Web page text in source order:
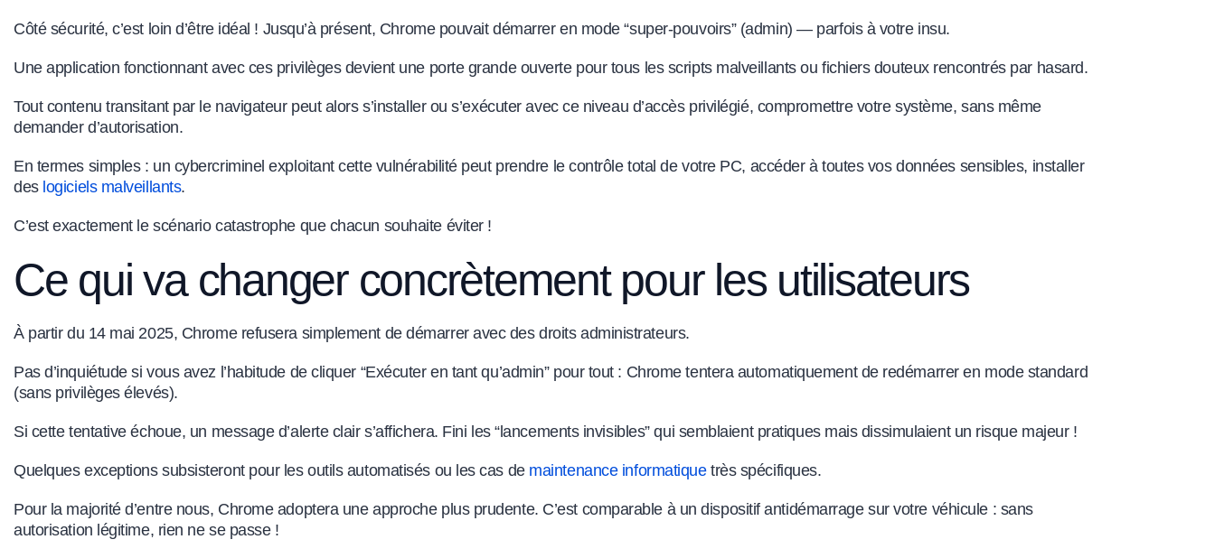
Côté sécurité, c’est loin d’être idéal ! Jusqu’à présent, Chrome pouvait démarrer en mode “super-pouvoirs” (admin) — parfois à votre insu.
Une application fonctionnant avec ces privilèges devient une porte grande ouverte pour tous les scripts malveillants ou fichiers douteux rencontrés par hasard.
Tout contenu transitant par le navigateur peut alors s’installer ou s’exécuter avec ce niveau d’accès privilégié, compromettre votre système, sans même
demander d’autorisation.
En termes simples : un cybercriminel exploitant cette vulnérabilité peut prendre le contrôle total de votre PC, accéder à toutes vos données sensibles, installer
des logiciels malveillants.
C’est exactement le scénario catastrophe que chacun souhaite éviter !
Ce qui va changer concrètement pour les utilisateurs
À partir du 14 mai 2025, Chrome refusera simplement de démarrer avec des droits administrateurs.
Pas d’inquiétude si vous avez l’habitude de cliquer “Exécuter en tant qu’admin” pour tout : Chrome tentera automatiquement de redémarrer en mode standard
(sans privilèges élevés).
Si cette tentative échoue, un message d’alerte clair s’affichera. Fini les “lancements invisibles” qui semblaient pratiques mais dissimulaient un risque majeur !
Quelques exceptions subsisteront pour les outils automatisés ou les cas de maintenance informatiquetrès spécifiques.
Pour la majorité d’entre nous, Chrome adoptera une approche plus prudente. C’est comparable à un dispositif antidémarrage sur votre véhicule : sans
autorisation légitime, rien ne se passe !